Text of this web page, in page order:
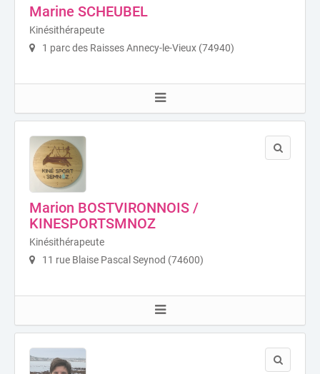
Marine SCHEUBEL
Kinésithérapeute
1 parc des Raisses Annecy-le-Vieux (74940)
Marion BOSTVIRONNOIS /
KINESPORTSMNOZ
Kinésithérapeute
11 rue Blaise Pascal Seynod (74600)